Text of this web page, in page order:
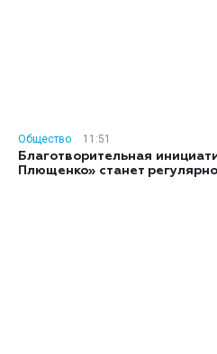
Общество
11:51
Благотворительная
Плющенко» станет